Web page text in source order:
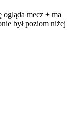
mecz + ma
był poziom niżej